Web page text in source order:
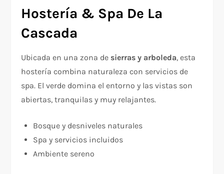
Hostería & Spa De La
Cascada
Ubicada en una zona de sierras y arboleda, esta
hostería combina naturaleza con servicios de
spa. El verde domina el entorno y las vistas son
abiertas, tranquilas y muy relajantes.
Bosque y desniveles naturales
Spa y servicios incluidos
Ambiente sereno